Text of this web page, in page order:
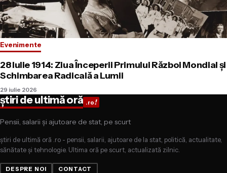
Evenimente
28 Iulie 1914: Ziua Începerii Primului Război Mondial și
Schimbarea Radicală a Lumii
29 iulie 2026
știri de ultimă oră .ro!
Pensii, salarii și ajutoare de stat, pe scurt
știri de ultimă oră .ro - pensii, salarii, ajutoare de la stat, politică, actualitate,
sănătate și tehnologie. Ultima oră pe scurt, actualizată zilnic.
DESPRE NOI CONTACT